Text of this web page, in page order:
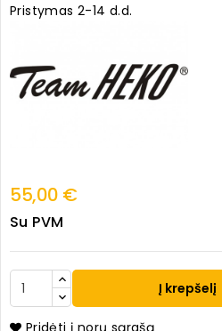
Pristymas 2-14 d.d.
55,00 €
Su PVM
Į krepšelį